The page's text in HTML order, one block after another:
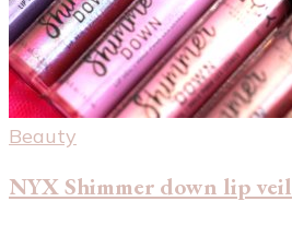
Beauty
NYX Shimmer down lip veil